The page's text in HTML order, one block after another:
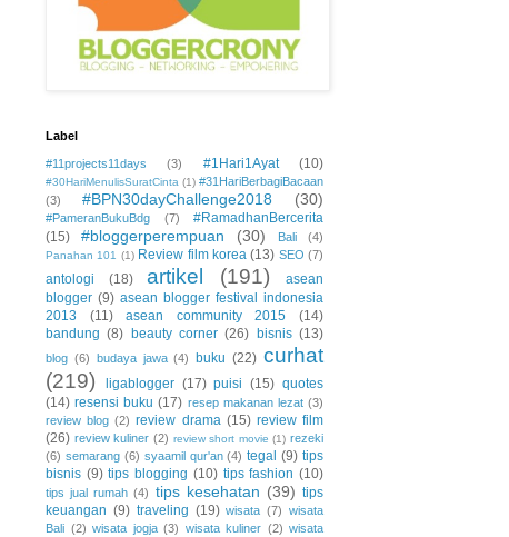
Label
#11projects11days (3) #1Hari1Ayat (10)
#30HariMenulisSuratCinta (1) #31HariBerbagiBacaan
(3)
#BPN30dayChallenge2018 (30)
#PameranBukuBdg (7)
#RamadhanBercerita
(15)
#bloggerperempuan (30) Bali (4)
Panahan 101 (1) Review film korea (13) SEO (7)
antologi (18) artikel (191)
asean
blogger (9) asean blogger festival indonesia
2013
(11) asean community 2015
(14)
bandung (8) beauty corner (26) bisnis (13)
blog (6) budaya jawa (4) buku (22) curhat
(219)
ligablogger (17) puisi (15) quotes
(14) resensi buku (17) resep makanan lezat (3)
review blog (2) review drama (15) review film
(26) review kuliner (2) review short movie (1) rezeki
(6) semarang (6) syaamil qur'an (4) tegal (9) tips
bisnis (9) tips blogging (10) tips fashion (10)
tips jual rumah (4) tips kesehatan (39) tips
keuangan (9) traveling (19) wisata (7) wisata
Bali (2) wisata jogja (3) wisata kuliner (2) wisata